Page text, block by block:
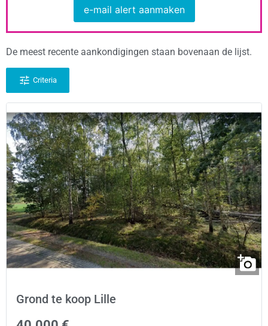
e-mail alert aanmaken
De meest recente aankondigingen staan bovenaan de lijst.
Criteria
Grond te koop Lille